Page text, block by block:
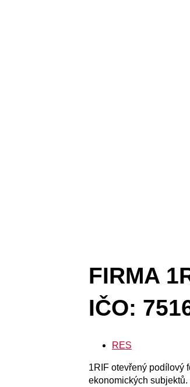
FIRMA
IČO:
RES
1RIF otevřený podílový
ekonomických subjektů.